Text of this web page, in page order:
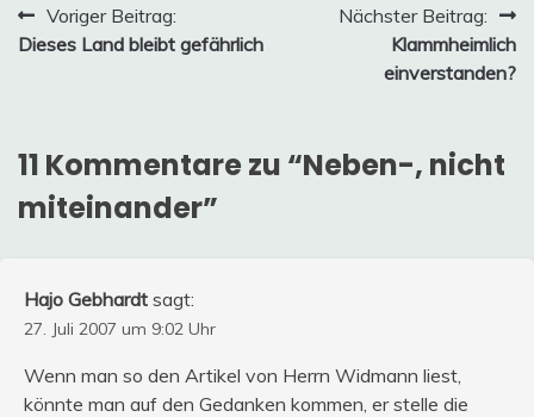
Beitragsnavigation
Voriger Beitrag:
Dieses Land bleibt gefährlich
Nächster Beitrag:
Klammheimlich
einverstanden?
11 Kommentare zu “Neben-, nicht
miteinander”
Hajo Gebhardt sagt:
27. Juli 2007 um 9:02 Uhr
Wenn man so den Artikel von Herrn Widmann liest,
könnte man auf den Gedanken kommen, er stelle die